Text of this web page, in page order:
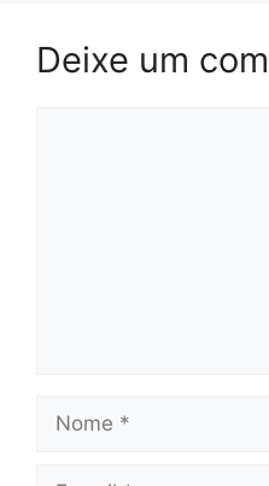
Deixe um
Nome